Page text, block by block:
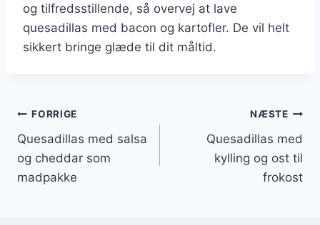
og tilfredsstillende, så overvej at lave
quesadillas med bacon og kartofler. De vil helt
sikkert bringe glæde til dit måltid.
Indlægsnavigation
FORRIGE
Quesadillas med salsa
og cheddar som
madpakke
NÆSTE
Quesadillas med
kylling og ost til
frokost